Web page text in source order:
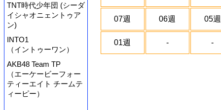
TNT時代少年団 (シーダ
イシャオニェントゥア
ン)
INTO1
（イントゥーワン）
AKB48 Team TP
（エーケービーフォー
ティーエイト チームテ
ィーピー）
07週 06週 05週
01週 - -